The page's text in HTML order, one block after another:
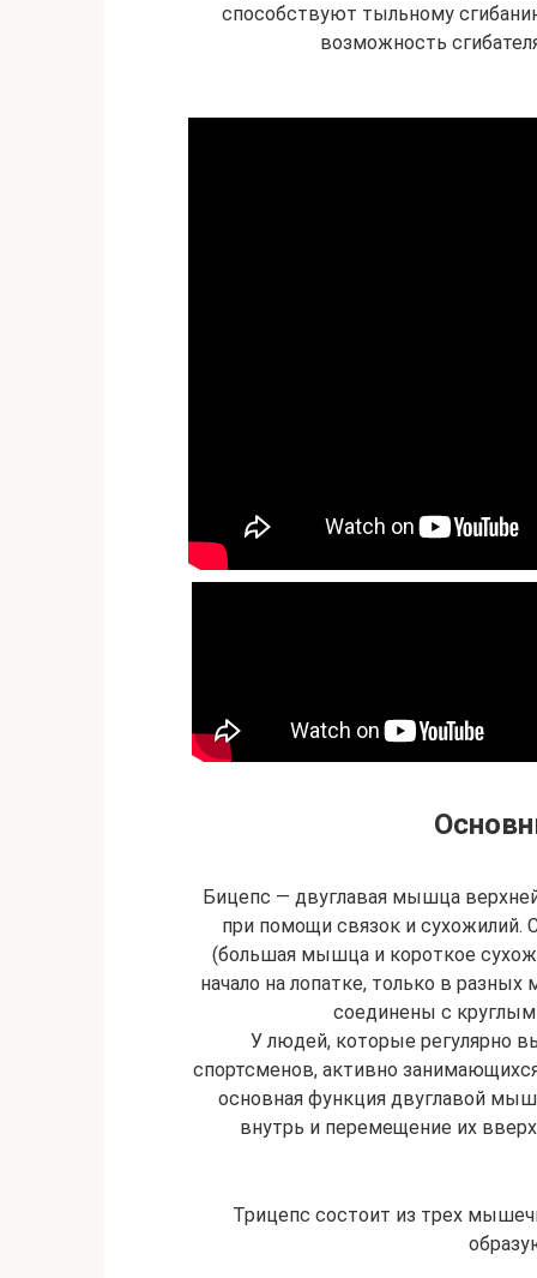
способствуют тыльному
возможность
Бицепс — двуглавая мышца
при помощи связок и сухожилий.
(большая мышца и короткое
начало на лопатке, только в
соединены с
У людей, которые регулярно
спортсменов, активно
основная функция двуглавой
внутрь и перемещение их
Трицепс состоит из трех